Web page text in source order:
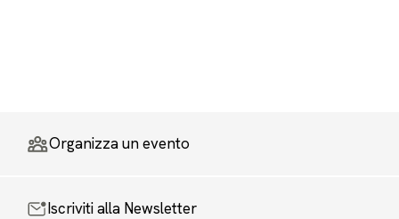
Organizza un evento
Iscriviti alla Newsletter